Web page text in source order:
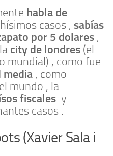
habla de
casos , sabías
por 5 dolares ,
city de londres (el
mundial) , como fue
media , como
mundo , la
fiscales y
casos .
(Xavier Sala i